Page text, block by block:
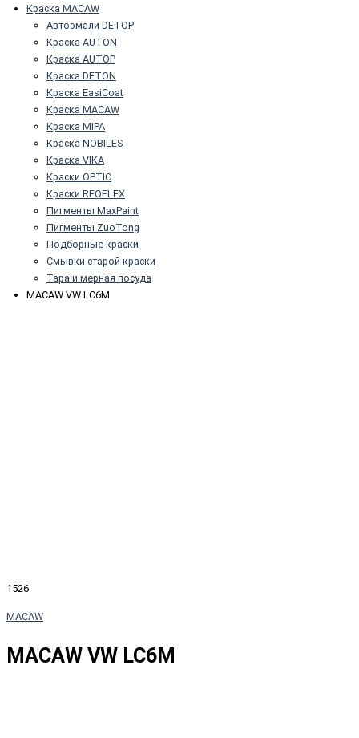
Краска MACAW
Автоэмали DETOP
Краска AUTON
Краска AUTOP
Краска DETON
Краска EasiCoat
Краска MACAW
Краска MIPA
Краска NOBILES
Краска VIKA
Краски OPTIC
Краски REOFLEX
Пигменты MaxPaint
Пигменты ZuoTong
Подборные краски
Смывки старой краски
Тара и мерная посуда
MACAW VW LC6M
1526
MACAW
MACAW VW LC6M